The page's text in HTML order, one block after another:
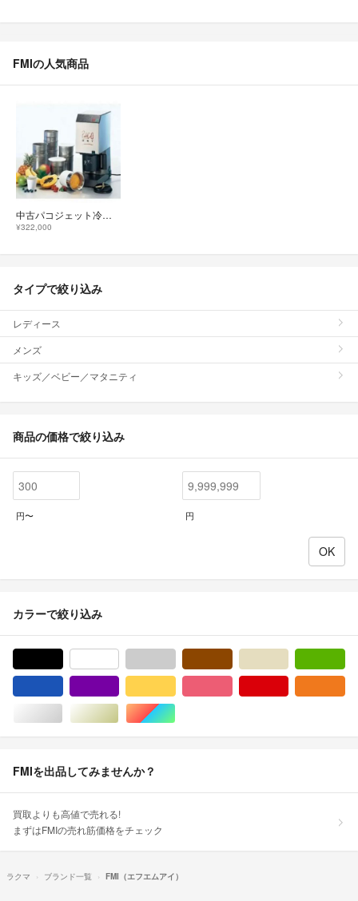
FMIの人気商品
中古パコジェット冷凍粉砕調理機 PJ-1
¥322,000
タイプで絞り込み
レディース
メンズ
キッズ／ベビー／マタニティ
商品の価格で絞り込み
円〜 円
カラーで絞り込み
シルバー/銀色系ゴールド/金色系マルチカラー
FMIを出品してみませんか？
買取よりも高値で売れる!
まずはFMIの売れ筋価格をチェック
ラクマ ブランド一覧 FMI（エフエムアイ）